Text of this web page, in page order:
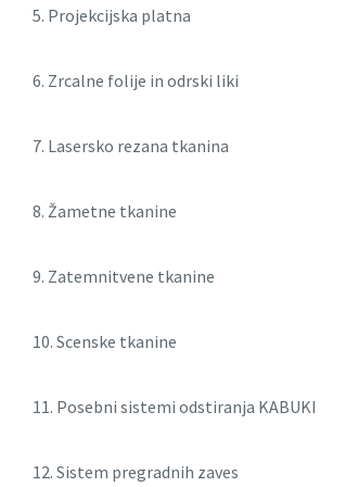
5. Projekcijska platna
6. Zrcalne folije in odrski liki
7. Lasersko rezana tkanina
8. Žametne tkanine
9. Zatemnitvene tkanine
10. Scenske tkanine
11. Posebni sistemi odstiranja KABUKI
12. Sistem pregradnih zaves